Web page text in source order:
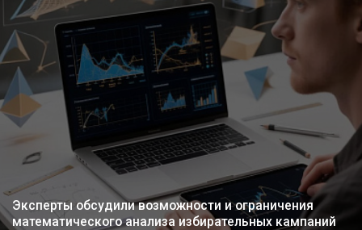
Эксперты обсудили возможности и ограничения
математического анализа избирательных кампаний